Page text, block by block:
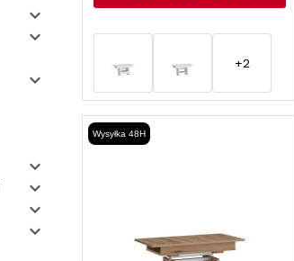







+2
Wysyłka 48H